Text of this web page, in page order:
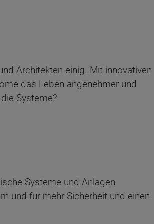
Architekten einig. Mit innovativen
das Leben angenehmer und
Systeme?
Systeme und Anlagen
und für mehr Sicherheit und einen